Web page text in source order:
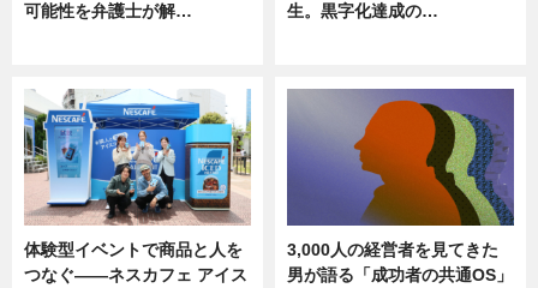
可能性を弁護士が解…
生。黒字化達成の…
体験型イベントで商品と人を
つなぐ――ネスカフェ アイス
3,000人の経営者を見てきた
男が語る「成功者の共通OS」